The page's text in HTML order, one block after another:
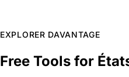
EXPLORER DAVANTAGE
Free Tools for